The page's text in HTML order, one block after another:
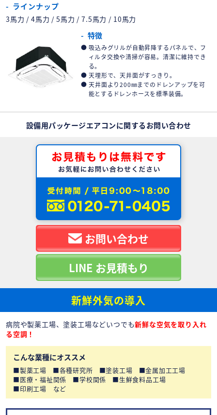
ラインナップ
3馬力 / 4馬力 / 5馬力 / 7.5馬力 / 10馬力
特徴
吸込みグリルが自動昇降するパネルで、フ
ィルタ交換や清掃が容易。清潔に維持でき
る。
天埋形で、天井面がすっきり。
天井面より200㎜までのドレンアップを可
能とするドレンホースを標準装備。
設備用パッケージエアコンに関するお問い合わせ
お問い合わせ
LINE お見積もり
新鮮外気の導入
病院や製薬工場、塗装工場などいつでも新鮮な空気を取り入れ
る空調！
こんな業種にオススメ
製薬工場 各種研究所 塗装工場
金属加工工場
医療・福祉関係
学校関係
生鮮食料品工場
印刷工場 など